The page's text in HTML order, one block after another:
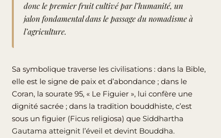
donc le premier fruit cultivé par l’humanité, un
jalon fondamental dans le passage du nomadisme à
l’agriculture.
Sa symbolique traverse les civilisations : dans la Bible,
elle est le signe de paix et d’abondance ; dans le
Coran, la sourate 95, « Le Figuier », lui confère une
dignité sacrée ; dans la tradition bouddhiste, c’est
sous un figuier (Ficus religiosa) que Siddhartha
Gautama atteignit l’éveil et devint Bouddha.